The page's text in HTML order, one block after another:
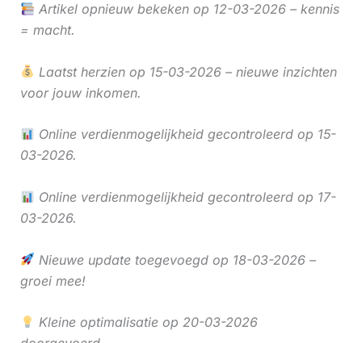
Artikel opnieuw bekeken op 12-03-2026 – kennis
= macht.
Laatst herzien op 15-03-2026 – nieuwe inzichten
voor jouw inkomen.
Online verdienmogelijkheid gecontroleerd op 15-
03-2026.
Online verdienmogelijkheid gecontroleerd op 17-
03-2026.
Nieuwe update toegevoegd op 18-03-2026 –
groei mee!
Kleine optimalisatie op 20-03-2026